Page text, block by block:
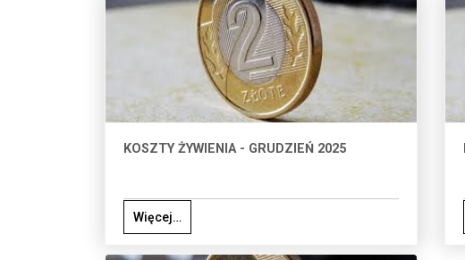
KOSZTY ŻYWIENIA - GRUDZIEŃ 2025
Więcej…